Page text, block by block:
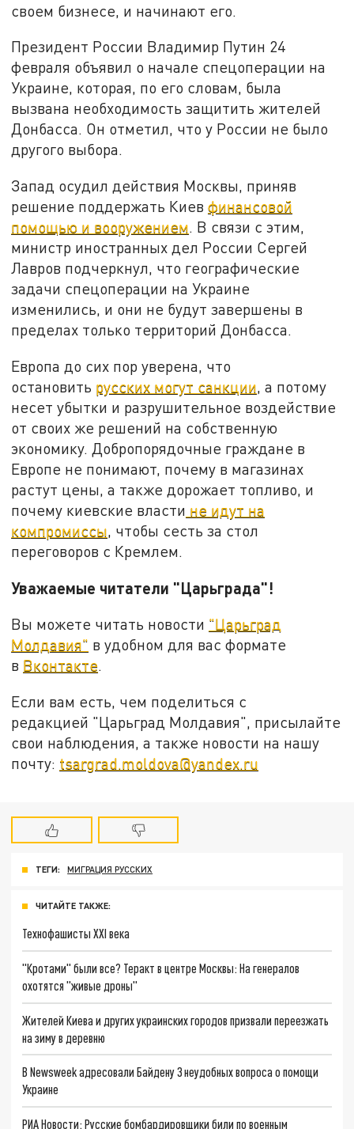
своем бизнесе, и начинают его.
Президент России Владимир Путин 24
февраля объявил о начале спецоперации на
Украине, которая, по его словам, была
вызвана необходимость защитить жителей
Донбасса. Он отметил, что у России не было
другого выбора.
Запад осудил действия Москвы, приняв
решение поддержать Киевфинансовой
помощью и вооружением. В связи с этим,
министр иностранных дел России Сергей
Лавров подчеркнул, что географические
задачи спецоперации на Украине
изменились, и они не будут завершены в
пределах только территорий Донбасса.
Европа до сих пор уверена, что
остановить русских могут санкции, а потому
несет убытки и разрушительное воздействие
от своих же решений на собственную
экономику. Добропорядочные граждане в
Европе не понимают, почему в магазинах
растут цены, а также дорожает топливо, и
почему киевские власти не идут на
компромиссы, чтобы сесть за стол
переговоров с Кремлем.
Уважаемые читатели "Царьграда"!
Вы можете читать новости "Царьград
Молдавия" в удобном для вас формате
в Вконтакте.
Если вам есть, чем поделиться с
редакцией "Царьград Молдавия", присылайте
свои наблюдения, а также новости на нашу
почту: tsargrad.moldova@yandex.ru
ТЕГИ: МИГРАЦИЯ РУССКИХ
ЧИТАЙТЕ ТАКЖЕ:
Технофашисты XXI века
"Кротами" были все? Теракт в центре Москвы: На генералов
охотятся "живые дроны"
Жителей Киева и других украинских городов призвали переезжать
на зиму в деревню
В Newsweek адресовали Байдену 3 неудобных вопроса о помощи
Украине
РИА Новости: Русские бомбардировщики били по военным